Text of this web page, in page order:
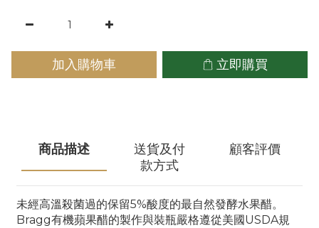
加入購物車 立即購買
商品描述
送貨及付
款方式
顧客評價
未經高溫殺菌過的保留5%酸度的最自然發酵水果醋。
Bragg有機蘋果醋的製作與裝瓶嚴格遵從美國USDA規